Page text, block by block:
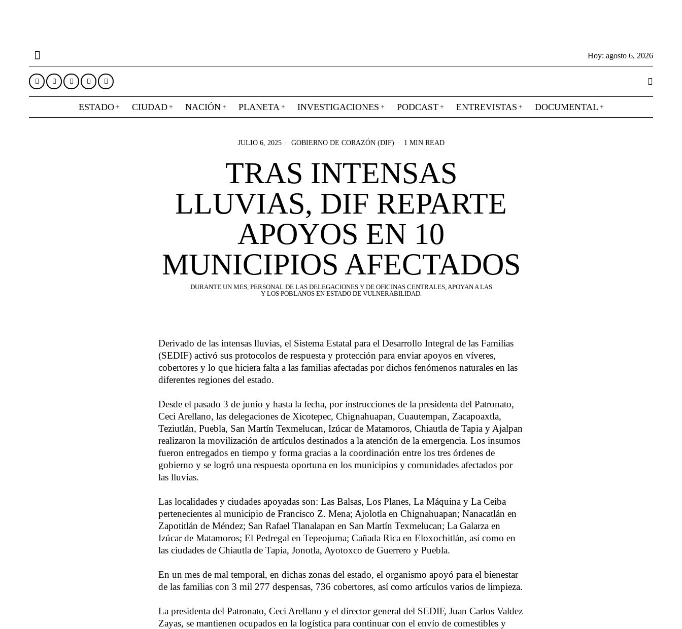
Hoy: agosto 6, 2026
ESTADO CIUDAD NACIÓN PLANETA INVESTIGACIONES PODCAST ENTREVISTAS DOCUMENTAL
JULIO 6, 2025 GOBIERNO DE CORAZÓN (DIF) 1 MIN READ
TRAS INTENSAS
LLUVIAS, DIF REPARTE
APOYOS EN 10
MUNICIPIOS AFECTADOS
DURANTE UN MES, PERSONAL DE LAS DELEGACIONES Y DE OFICINAS CENTRALES, APOYAN A LAS
Y LOS POBLANOS EN ESTADO DE VULNERABILIDAD.
Derivado de las intensas lluvias, el Sistema Estatal para el Desarrollo Integral de las Familias
(SEDIF) activó sus protocolos de respuesta y protección para enviar apoyos en víveres,
cobertores y lo que hiciera falta a las familias afectadas por dichos fenómenos naturales en las
diferentes regiones del estado.
Desde el pasado 3 de junio y hasta la fecha, por instrucciones de la presidenta del Patronato,
Ceci Arellano, las delegaciones de Xicotepec, Chignahuapan, Cuautempan, Zacapoaxtla,
Teziutlán, Puebla, San Martín Texmelucan, Izúcar de Matamoros, Chiautla de Tapia y Ajalpan
realizaron la movilización de artículos destinados a la atención de la emergencia. Los insumos
fueron entregados en tiempo y forma gracias a la coordinación entre los tres órdenes de
gobierno y se logró una respuesta oportuna en los municipios y comunidades afectados por
las lluvias.
Las localidades y ciudades apoyadas son: Las Balsas, Los Planes, La Máquina y La Ceiba
pertenecientes al municipio de Francisco Z. Mena; Ajolotla en Chignahuapan; Nanacatlán en
Zapotitlán de Méndez; San Rafael Tlanalapan en San Martín Texmelucan; La Galarza en
Izúcar de Matamoros; El Pedregal en Tepeojuma; Cañada Rica en Eloxochitlán, así como en
las ciudades de Chiautla de Tapia, Jonotla, Ayotoxco de Guerrero y Puebla.
En un mes de mal temporal, en dichas zonas del estado, el organismo apoyó para el bienestar
de las familias con 3 mil 277 despensas, 736 cobertores, así como artículos varios de limpieza.
La presidenta del Patronato, Ceci Arellano y el director general del SEDIF, Juan Carlos Valdez
Zayas, se mantienen ocupados en la logística para continuar con el envío de comestibles y